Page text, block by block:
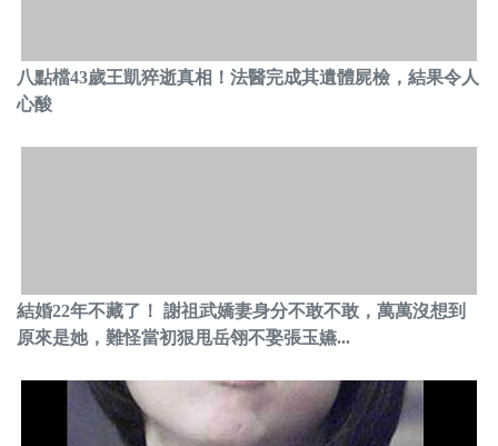
八點檔43歲王凱猝逝真相！法醫完成其遺體屍檢，結果令人
心酸
結婚22年不藏了！ 謝祖武嬌妻身分不敢不敢，萬萬沒想到
原來是她，難怪當初狠甩岳翎不娶張玉嬿...